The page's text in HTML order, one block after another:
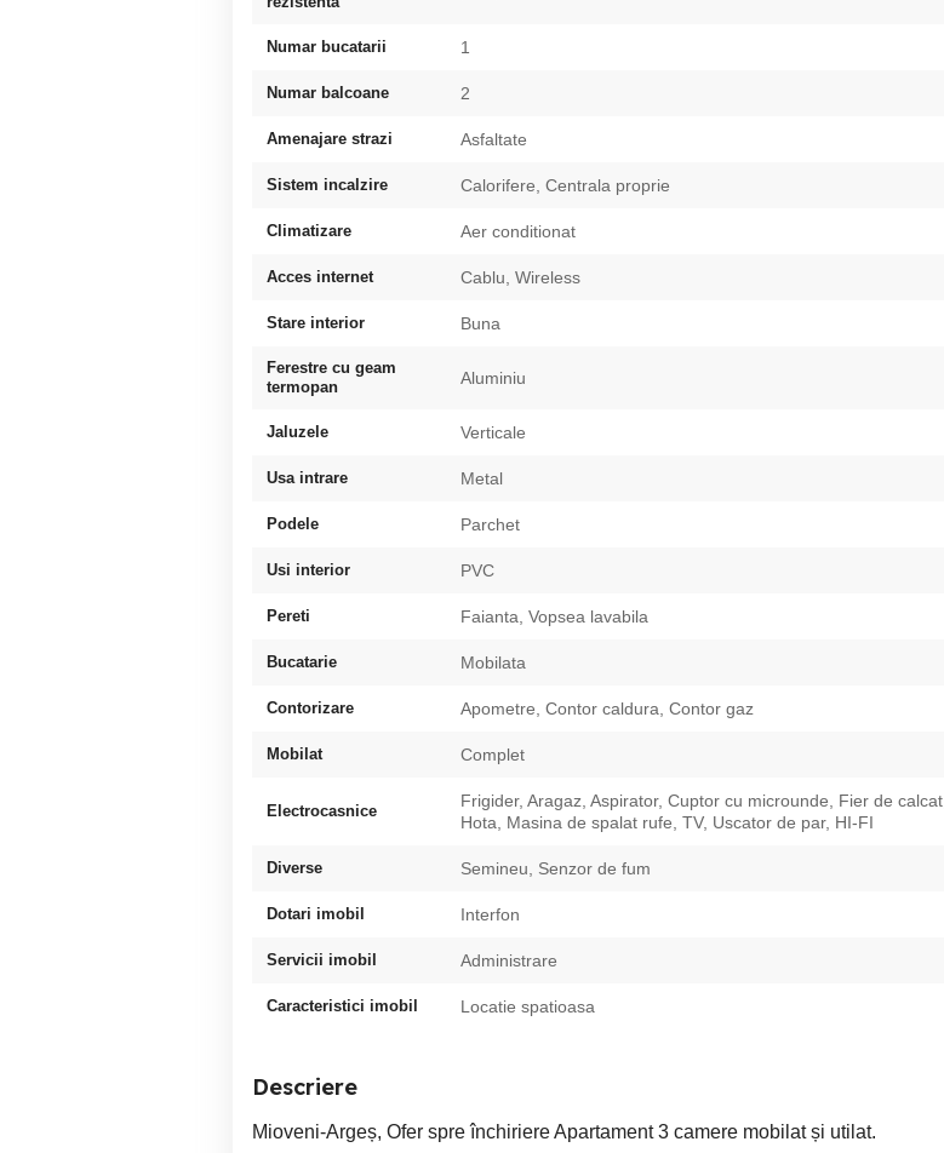
Numar bucatarii 1
Numar balcoane 2
Amenajare strazi Asfaltate
Sistem incalzire Calorifere, Centrala proprie
Climatizare Aer conditionat
Acces internet Cablu, Wireless
Stare interior Buna
Ferestre cu geam
termopan
Aluminiu
Jaluzele Verticale
Usa intrare Metal
Podele Parchet
Usi interior PVC
Pereti Faianta, Vopsea lavabila
Bucatarie Mobilata
Contorizare Apometre, Contor caldura, Contor gaz
Mobilat Complet
Electrocasnice
Frigider, Aragaz, Aspirator, Cuptor cu microunde, Fier de calcat,
Hota, Masina de spalat rufe, TV, Uscator de par, HI-FI
Diverse Semineu, Senzor de fum
Dotari imobil Interfon
Servicii imobil Administrare
Caracteristici imobil Locatie spatioasa
Descriere
Mioveni-Argeș, Ofer spre închiriere Apartament 3 camere mobilat și utilat.